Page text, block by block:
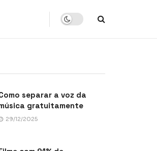
separar a voz da
gratuitamente
29/12/2025